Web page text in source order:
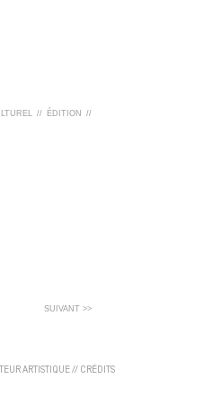
// ÉDITION //
SUIVANT >>
ARTISTIQUE// CRÉDITS